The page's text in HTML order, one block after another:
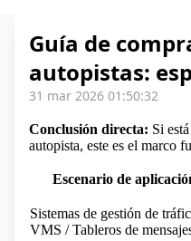
Guía de
autopistas:
31 mar 2026 01:50:32
Conclusión directa: Si
autopista, este es el marco
Escenario de
Sistemas de gestión de
VMS / Tableros de